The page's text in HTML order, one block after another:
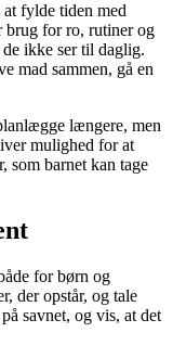
fylde tiden med
brug for ro, rutiner og
ikke ser til daglig.
mad sammen, gå en
længere, men
mulighed for at
som barnet kan tage
for børn og
der opstår, og tale
savnet, og vis, at det